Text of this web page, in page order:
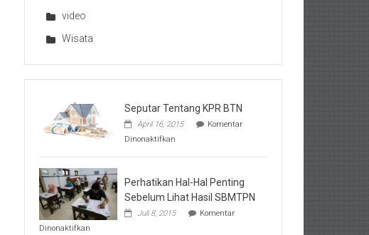
video
Wisata
Seputar Tentang KPR BTN
April 16, 2015
Komentar
Dinonaktifkan
Tentang
BTN
Perhatikan Hal-Hal Penting
Sebelum Lihat Hasil SBMTPN
Juli 8, 2015
Komentar
Dinonaktifkan